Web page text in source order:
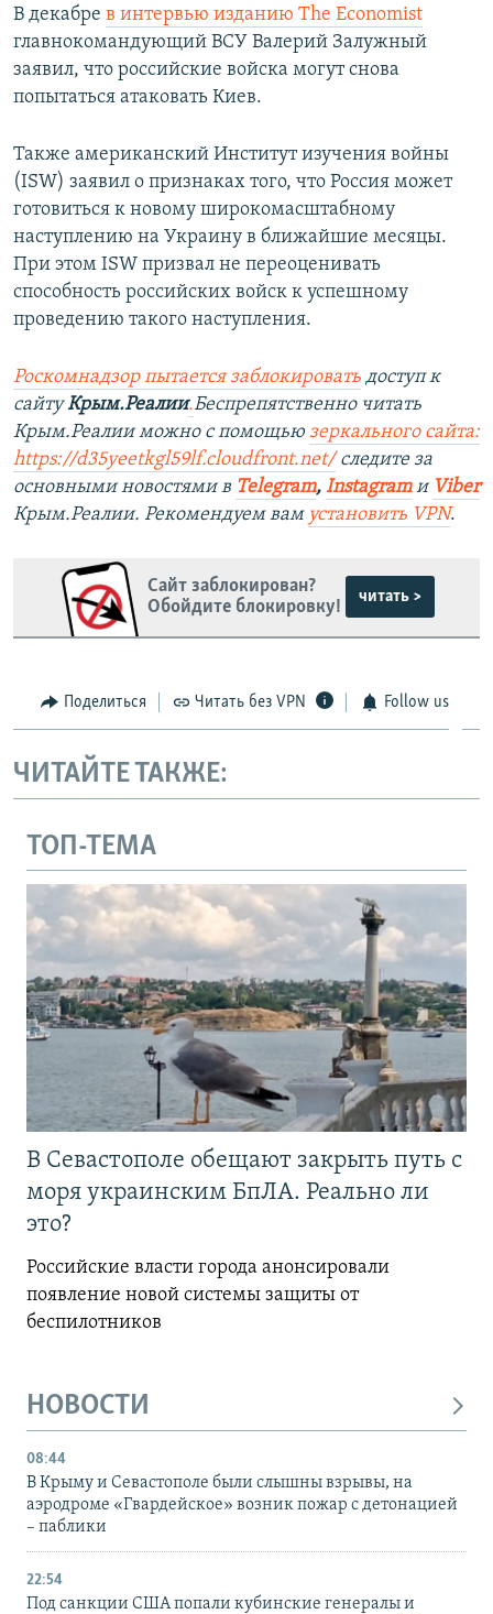
В декабре в интервью изданию The Economist
главнокомандующий ВСУ Валерий Залужный
заявил, что российские войска могут снова
попытаться атаковать Киев.
Также американский Институт изучения войны
(ISW) заявил о признаках того, что Россия может
готовиться к новому широкомасштабному
наступлению на Украину в ближайшие месяцы.
При этом ISW призвал не переоценивать
способность российских войск к успешному
проведению такого наступления.
Роскомнадзор пытается заблокировать доступ к
сайтуКрым.Реалии.Беспрепятственно читать
Крым.Реалии можно с помощью зеркального сайта:
https://d35yeetkgl59lf.cloudfront.net/ следите за
основными новостями в Telegram, Instagramи Viber
Крым.Реалии. Рекомендуем вам установить VPN.
Сайт заблокирован?
Обойдите блокировку!
читать >
Поделиться Читать без VPN Follow us
ЧИТАЙТЕ ТАКЖЕ:
ТОП-ТЕМА
В Севастополе обещают закрыть путь с
моря украинским БпЛА. Реально ли
это?
Российские власти города анонсировали
появление новой системы защиты от
беспилотников
НОВОСТИ
08:44
В Крыму и Севастополе были слышны взрывы, на
аэродроме «Гвардейское» возник пожар с детонацией
– паблики
22:54
Под санкции США попали кубинские генералы и